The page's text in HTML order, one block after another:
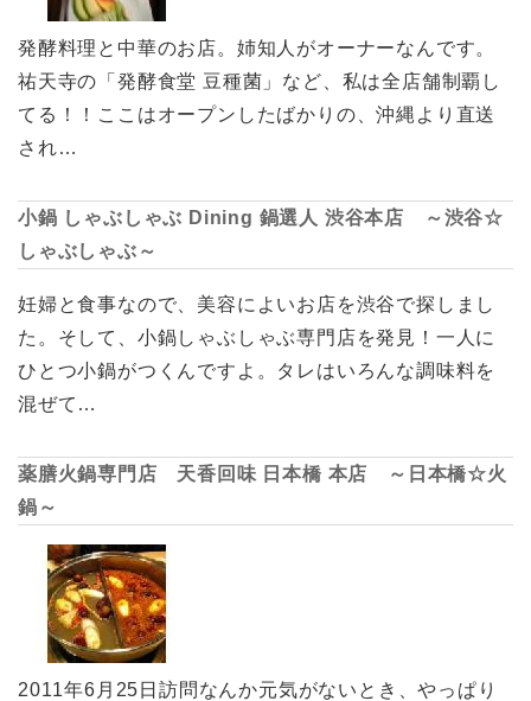
発酵料理と中華のお店。姉知人がオーナーなんです。
祐天寺の「発酵食堂 豆種菌」など、私は全店舗制覇し
てる！！ここはオープンしたばかりの、沖縄より直送
され…
小鍋 しゃぶしゃぶ Dining 鍋選人 渋谷本店 ～渋谷☆
しゃぶしゃぶ～
妊婦と食事なので、美容によいお店を渋谷で探しまし
た。そして、小鍋しゃぶしゃぶ専門店を発見！一人に
ひとつ小鍋がつくんですよ。タレはいろんな調味料を
混ぜて…
薬膳火鍋専門店 天香回味 日本橋 本店 ～日本橋☆火
鍋～
2011年6月25日訪問なんか元気がないとき、やっぱり